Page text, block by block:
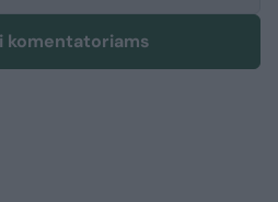
komentatoriams